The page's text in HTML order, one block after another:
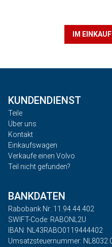
IM
KUNDENDIENST
Teile
Über uns
Kontakt
Einkaufswagen
Verkaufe einen Volvo
Teil nicht gefunden?
BANKDATEN
Rabobank Nr: 11.94.44.402
SWIFT-Code: RABONL2U
IBAN: NL43RABO0119444402
Umsatzsteuernummer: